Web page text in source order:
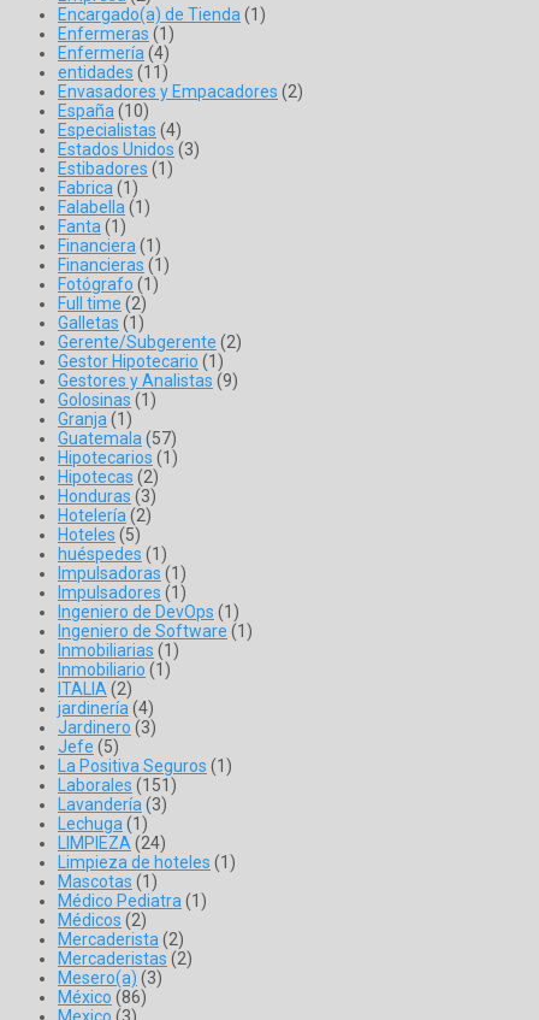
Encargado(a) de Tienda (1)
Enfermeras (1)
Enfermería (4)
entidades (11)
Envasadores y Empacadores (2)
España (10)
Especialistas (4)
Estados Unidos (3)
Estibadores (1)
Fabrica (1)
Falabella (1)
Fanta (1)
Financiera (1)
Financieras (1)
Fotógrafo (1)
Full time (2)
Galletas (1)
Gerente/Subgerente (2)
Gestor Hipotecario (1)
Gestores y Analistas (9)
Golosinas (1)
Granja (1)
Guatemala (57)
Hipotecarios (1)
Hipotecas (2)
Honduras (3)
Hotelería (2)
Hoteles (5)
huéspedes (1)
Impulsadoras (1)
Impulsadores (1)
Ingeniero de DevOps (1)
Ingeniero de Software (1)
Inmobiliarias (1)
Inmobiliario (1)
ITALIA (2)
jardinería (4)
Jardinero (3)
Jefe (5)
La Positiva Seguros (1)
Laborales (151)
Lavandería (3)
Lechuga (1)
LIMPIEZA (24)
Limpieza de hoteles (1)
Mascotas (1)
Médico Pediatra (1)
Médicos (2)
Mercaderista (2)
Mercaderistas (2)
Mesero(a) (3)
México (86)
Mexico (3)